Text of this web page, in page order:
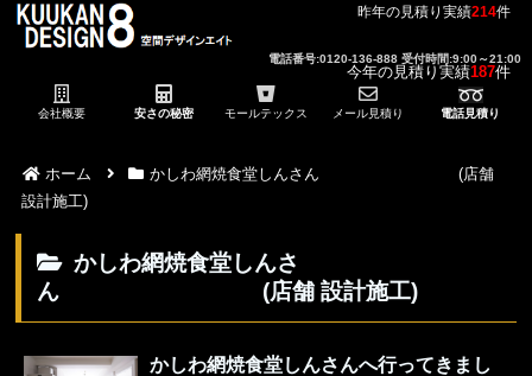
昨年の見積り実績214件
今年の見積り実績187件
電話番号:0120-136-888 受付時間:9:00～21:00
会社概要 安さの秘密 モールテックス メール見積り 電話見積り
ホーム
かしわ網焼食堂しんさん (店舗
設計施工)
かしわ網焼食堂しんさ
ん (店舗 設計施工)
かしわ網焼食堂しんさんへ行ってきまし